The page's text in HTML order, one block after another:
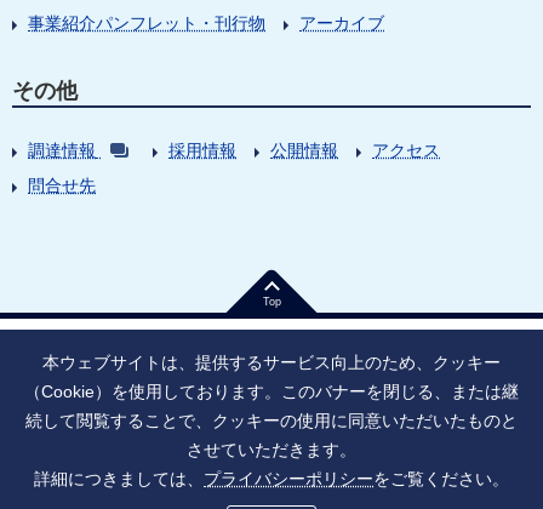
事業紹介パンフレット・刊行物
アーカイブ
その他
調達情報 採用情報 公開情報
アクセス
問合せ先
Top
法人番号：9010005023796 東京都千代田区大手町1丁目7番1号
寄附のお願い
ご利用上の注意
ソーシャル・ネットワーキング・サービス運用ポリシー
本ウェブサイトは、提供するサービス向上のため、クッキー
（Cookie）を使用しております。このバナーを閉じる、または継
続して閲覧することで、クッキーの使用に同意いただいたものと
させていただきます。
詳細につきましては、 プライバシーポリシーをご覧ください。